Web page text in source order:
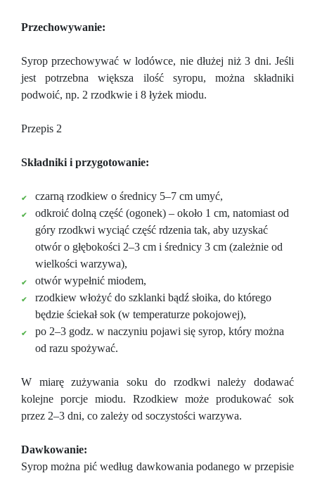
Przechowywanie:
Syrop przechowywać w lodówce, nie dłużej niż 3 dni. Jeśli
jest potrzebna większa ilość syropu, można składniki
podwoić, np. 2 rzodkwie i 8 łyżek miodu.
Przepis 2
Składniki i przygotowanie:
czarną rzodkiew o średnicy 5–7 cm umyć,
odkroić dolną część (ogonek) – około 1 cm, natomiast od
góry rzodkwi wyciąć część rdzenia tak, aby uzyskać
otwór o głębokości 2–3 cm i średnicy 3 cm (zależnie od
wielkości warzywa),
otwór wypełnić miodem,
rzodkiew włożyć do szklanki bądź słoika, do którego
będzie ściekał sok (w temperaturze pokojowej),
po 2–3 godz. w naczyniu pojawi się syrop, który można
od razu spożywać.
W miarę zużywania soku do rzodkwi należy dodawać
kolejne porcje miodu. Rzodkiew może produkować sok
przez 2–3 dni, co zależy od soczystości warzywa.
Dawkowanie:
Syrop można pić według dawkowania podanego w przepisie